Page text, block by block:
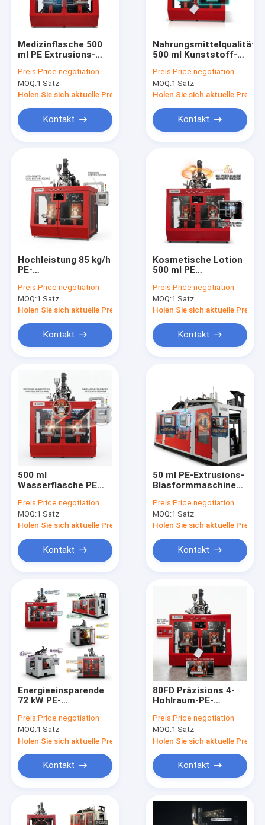
Fabrik-Ausflug
Nachrichten
Fordern Sie ein Zitat
Extrusionsblasformmaschine
PlastikflaschenBlasformenmaschine
automatische Blasenmaschine
Kunststoff-Flasche Schimmel
Kunststoff zusätzliche Maschine
Verpackende zusätzliche Maschine
Brauch Kunststoff-Spritzguss
Kunststoff-Spritzgießmaschine
Hochgeschwindigkeitsspritzgussmaschine
HAUSTIER Spritzgussmaschine
PVC-Spritzgussmaschine
Medizinische Spritzen-Maschine
Medizinflasche 500
ml PE Extrusions-
80FDE-4S
Preis:Price negotiation
MOQ:1 Satz
Holen Sie sich aktuelle Preis
Kontakt
Nahrungsmittelqualität
500 ml Kunststoff-
Blasformmaschine
80FDE-4S
Preis:Price negotiation
MOQ:1 Satz
Holen Sie sich aktuelle Preis
Kontakt
Hochleistung 85 kg/h
PE-
Preis:Price negotiation
MOQ:1 Satz
Holen Sie sich aktuelle Preis
Kontakt
Kosmetische Lotion
500 ml PE
80FDE-4S
Preis:Price negotiation
MOQ:1 Satz
Holen Sie sich aktuelle Preis
Kontakt
500 ml
Wasserflasche PE
80FDE-4S
Preis:Price negotiation
MOQ:1 Satz
Holen Sie sich aktuelle Preis
Kontakt
50 ml PE-Extrusions-
Blasformmaschine
Preis:Price negotiation
MOQ:1 Satz
Holen Sie sich aktuelle Preis
Kontakt
Energieeinsparende
72 kW PE-
MEPER 80FDE
Preis:Price negotiation
MOQ:1 Satz
Holen Sie sich aktuelle Preis
Kontakt
80FD Präzisions 4-
Hohlraum-PE-
Blasformmaschine
Preis:Price negotiation
MOQ:1 Satz
Holen Sie sich aktuelle Preis
Kontakt